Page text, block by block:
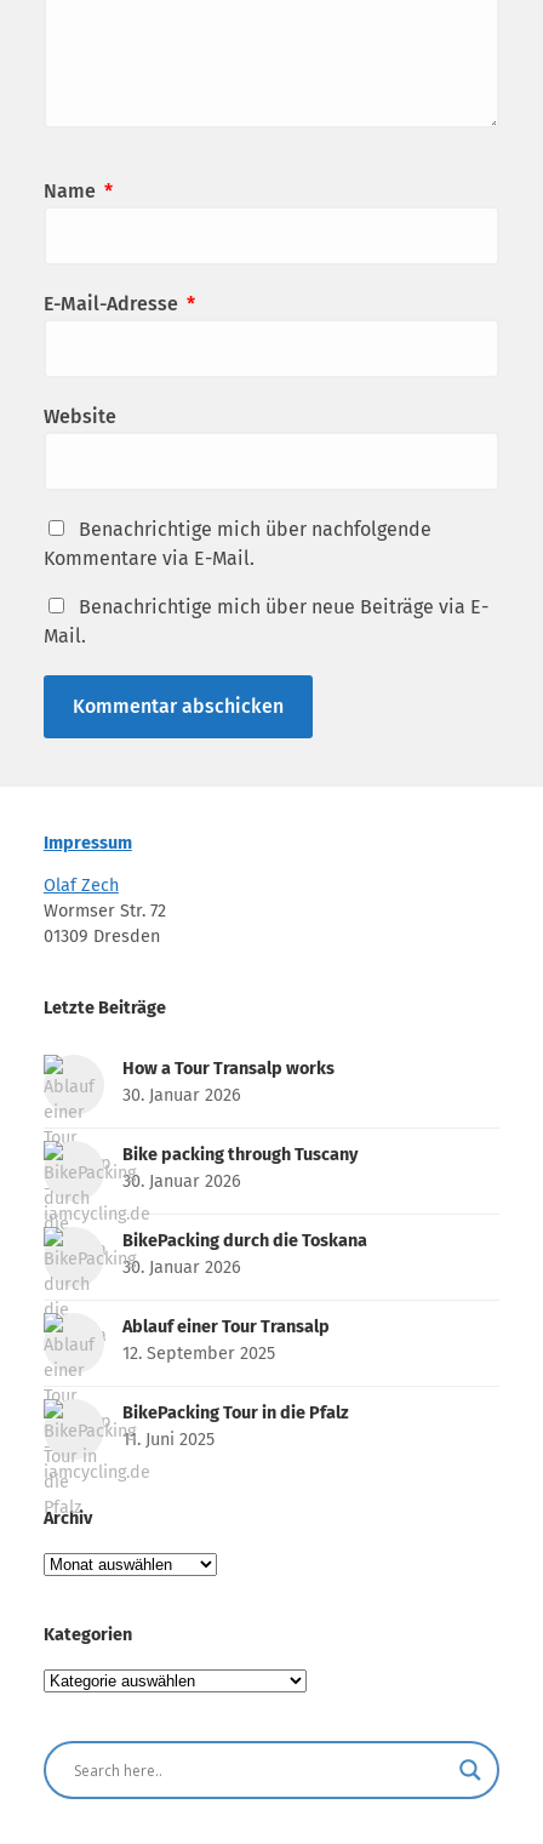
Name *
E-Mail-Adresse *
Website
Benachrichtige mich über nachfolgende
Kommentare via E-Mail.
Benachrichtige mich über neue Beiträge via E-
Mail.
Impressum
Olaf Zech
Wormser Str. 72
01309 Dresden
Letzte Beiträge
How a Tour Transalp works
30. Januar 2026
Bike packing through Tuscany
30. Januar 2026
BikePacking durch die Toskana
30. Januar 2026
Ablauf einer Tour Transalp
12. September 2025
BikePacking Tour in die Pfalz
11. Juni 2025
Archiv
Archiv
Kategorien
Kategorien